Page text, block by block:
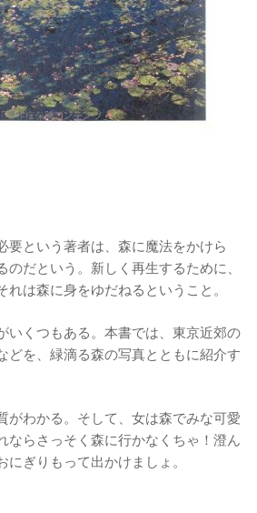
要という著者は、森に魔法をかけら
のだという。新しく再生するために、
れは森に身をゆだねるということ。
いくつもある。本書では、東京近郊の
どを、緑滴る森の写真とともに紹介す
がわかる。そして、女は森でみな可愛
ならさっそく森に行かなくちゃ！澄ん
にぎりもって出かけましょ。